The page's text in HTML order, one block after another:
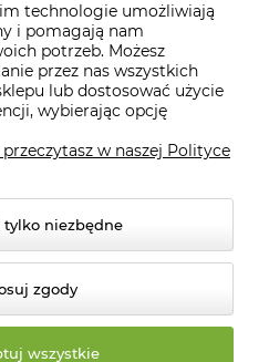
technologie umożliwiają
i pomagają nam
potrzeb. Możesz
przez nas wszystkich
lub dostosować użycie
wybierając opcję
w naszej Polityce
tylko niezbędne
zgody
wszystkie